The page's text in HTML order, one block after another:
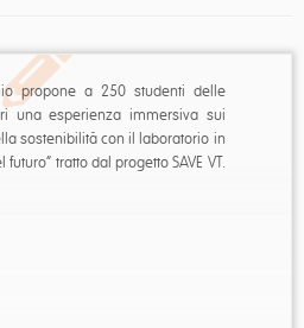
propone a 250 studenti delle
una esperienza immersiva sui
sostenibilità con il laboratorio in
tratto dal progetto SAVE VT.